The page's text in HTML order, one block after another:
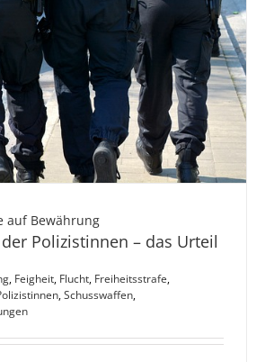
auf Bewährung
Polizistinnen – das Urteil
, Feigheit, Flucht, Freiheitsstrafe,
,Schusswaffen,